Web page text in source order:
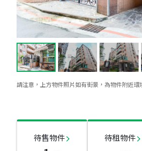
請注意，上方物件照片如有街景，為物件附近環
待售物件 待租物件